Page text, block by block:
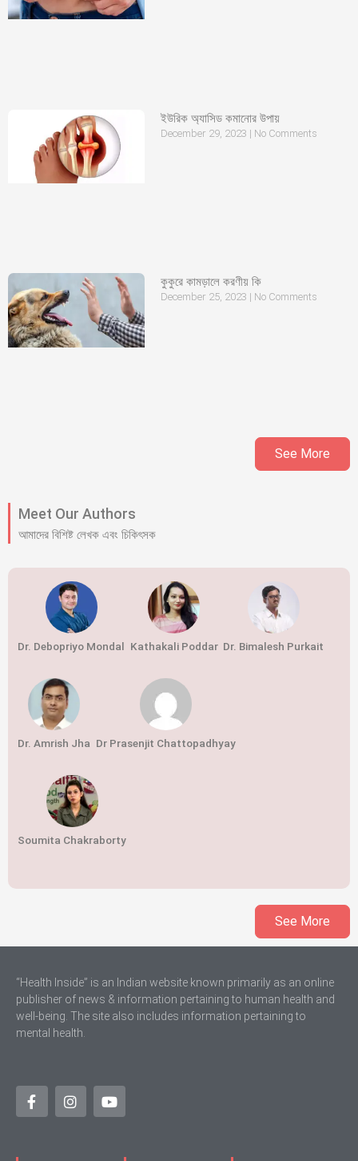
ইউরিক অ্যাসিড কমানোর উপায়
December 29, 2023 No Comments
কুকুরে কামড়ালে করণীয় কি
December 25, 2023 No Comments
See More
Meet Our Authors
আমাদের বিশিষ্ট লেখক এবং চিকিৎসক
Dr. Debopriyo Mondal Kathakali Poddar Dr. Bimalesh Purkait
Dr. Amrish Jha Dr Prasenjit Chattopadhyay
Soumita Chakraborty
See More
“Health Inside” is an Indian website known primarily as an online
publisher of news & information pertaining to human health and
well-being. The site also includes information pertaining to
mental health.